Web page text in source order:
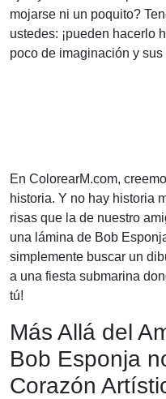
mojarse ni un poquito?
ustedes: ¡pueden hacerlo
poco de imaginación y
En ColorearM.com,
historia. Y no hay historia
risas que la de nuestro
una lámina de Bob
simplemente buscar un
a una fiesta submarina
tú!
Más Allá del
Bob Esponja
Corazón